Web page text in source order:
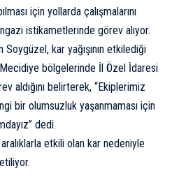
için yollarda çalışmalarını
istikametlerinde görev alıyor.
kar yağışının etkilediği
bölgelerinde İl Özel İdaresi
aldığını belirterek, “Ekiplerimiz
bir olumsuzluk yaşanmaması için
dedi.
etkili olan kar nedeniyle